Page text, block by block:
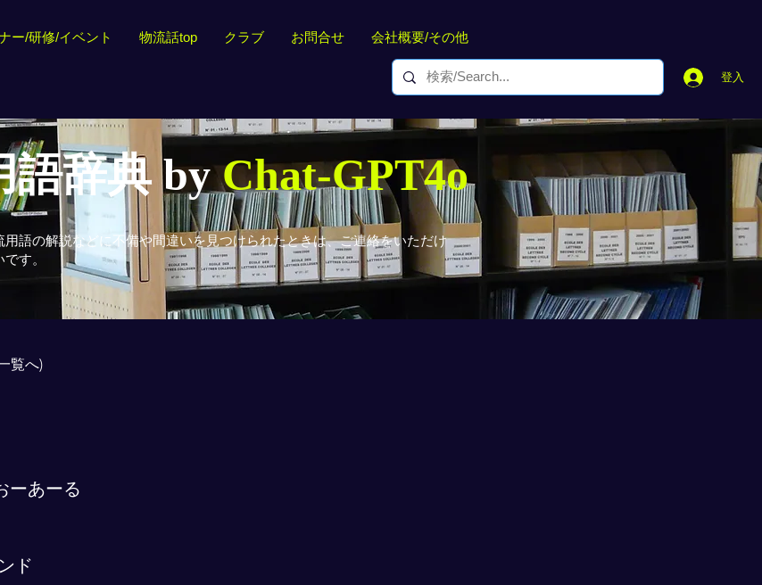
ー/研修/イベント 物流話top クラブ お問合せ 会社概要/その他
登入
語辞典 byChat-GPT4o
用語の解説などに不備や間違いを見つけられたときは、ご連絡をいただけ
す。
覧へ)
ーあーる
ド